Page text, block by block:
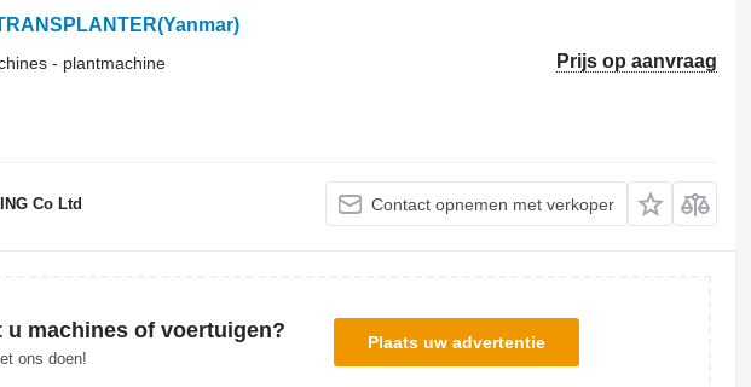
Prijs op aanvraag
- plantmachine
Co Ltd Contact opnemen met verkoper
u machines of voertuigen?
ons doen!
Plaats uw advertentie